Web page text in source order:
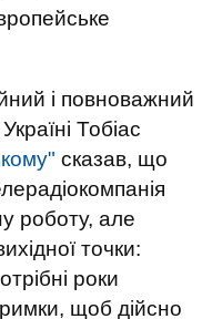
і повноважний
Тобіас
сказав, що
роботу, але
точки:
роки
щоб дійсно